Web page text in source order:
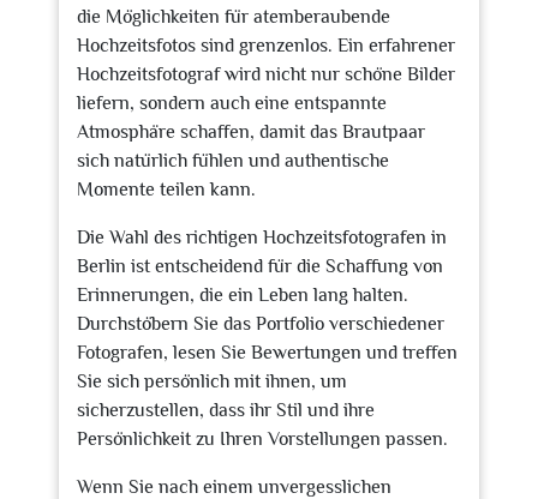
die Möglichkeiten für atemberaubende
Hochzeitsfotos sind grenzenlos. Ein erfahrener
Hochzeitsfotograf wird nicht nur schöne Bilder
liefern, sondern auch eine entspannte
Atmosphäre schaffen, damit das Brautpaar
sich natürlich fühlen und authentische
Momente teilen kann.
Die Wahl des richtigen Hochzeitsfotografen in
Berlin ist entscheidend für die Schaffung von
Erinnerungen, die ein Leben lang halten.
Durchstöbern Sie das Portfolio verschiedener
Fotografen, lesen Sie Bewertungen und treffen
Sie sich persönlich mit ihnen, um
sicherzustellen, dass ihr Stil und ihre
Persönlichkeit zu Ihren Vorstellungen passen.
Wenn Sie nach einem unvergesslichen